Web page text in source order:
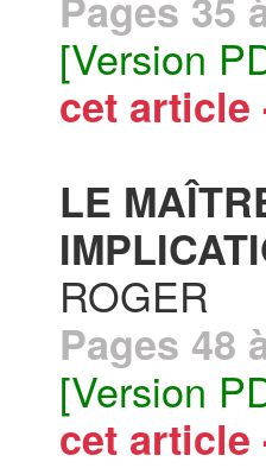
[Version
cet article
LE
ROGER
Pages 48
[Version
cet article